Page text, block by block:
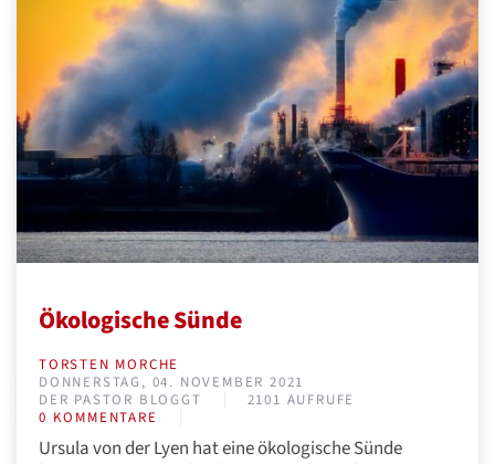
Ökologische Sünde
TORSTEN MORCHE
DONNERSTAG, 04. NOVEMBER 2021
DER PASTOR BLOGGT
2101 AUFRUFE
0 KOMMENTARE
Ursula von der Lyen hat eine ökologische Sünde